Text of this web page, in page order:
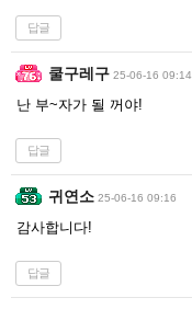
답글
쿨구레구 25-06-16 09:14
난 부~자가 될 꺼야!
답글
귀연소 25-06-16 09:16
감사합니다!
답글